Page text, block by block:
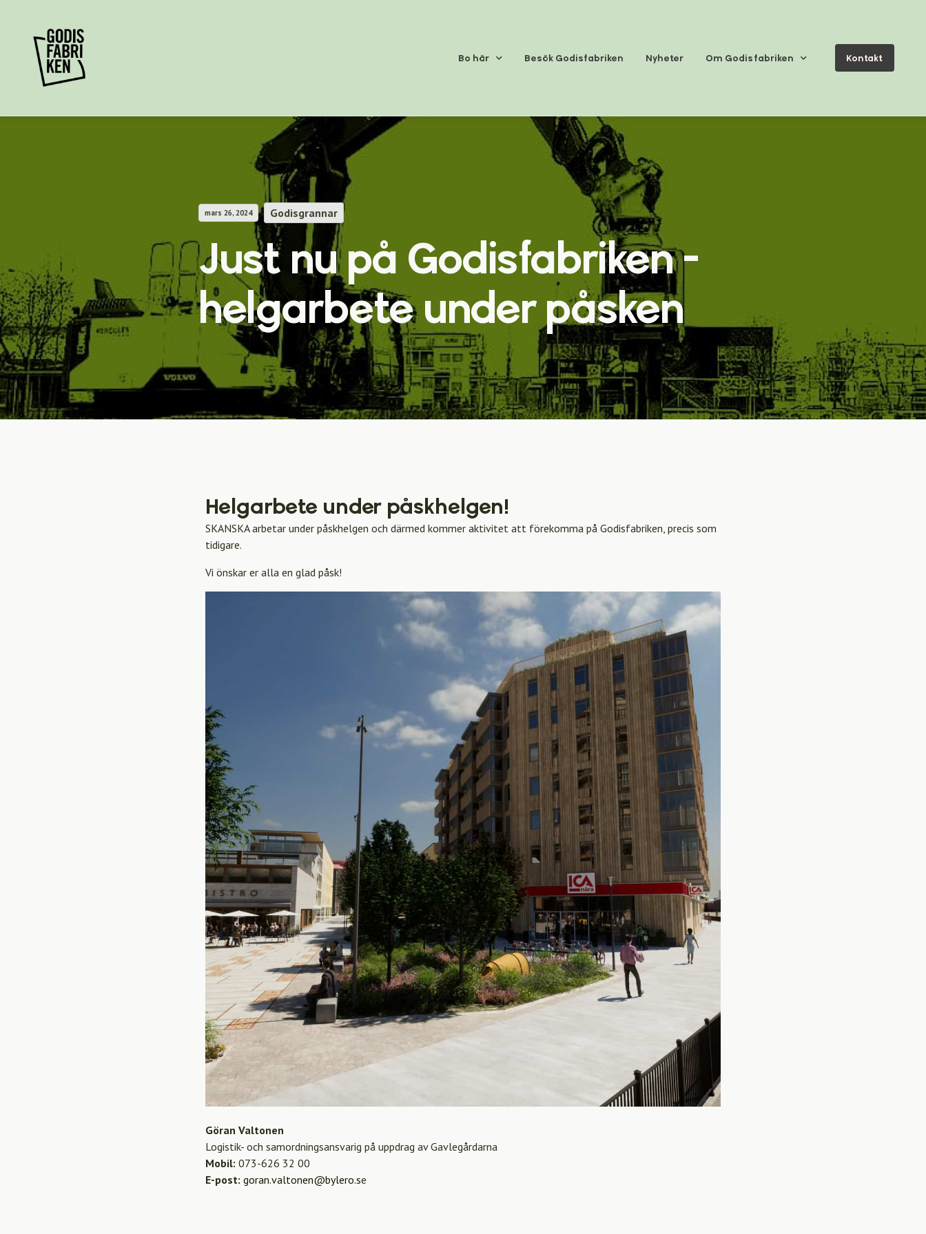
Bo här Besök Godisfabriken Nyheter Om Godisfabriken Kontakt
mars 26, 2024 Godisgrannar
Just nu på Godisfabriken -
helgarbete under påsken
Helgarbete under påskhelgen!
SKANSKA arbetar under påskhelgen och därmed kommer aktivitet att förekomma på Godisfabriken, precis som
tidigare.
Vi önskar er alla en glad påsk!
Göran Valtonen
Logistik- och samordningsansvarig på uppdrag av Gavlegårdarna
Mobil: 073-626 32 00
E-post: goran.valtonen@bylero.se